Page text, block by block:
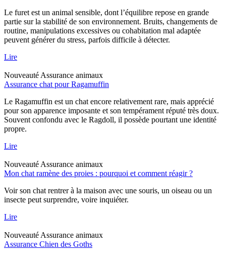
Le furet est un animal sensible, dont l’équilibre repose en grande
partie sur la stabilité de son environnement. Bruits, changements de
routine, manipulations excessives ou cohabitation mal adaptée
peuvent générer du stress, parfois difficile à détecter.
Lire
Nouveauté Assurance animaux
Assurance chat pour Ragamuffin
Le Ragamuffin est un chat encore relativement rare, mais apprécié
pour son apparence imposante et son tempérament réputé très doux.
Souvent confondu avec le Ragdoll, il possède pourtant une identité
propre.
Lire
Nouveauté Assurance animaux
Mon chat ramène des proies : pourquoi et comment réagir ?
Voir son chat rentrer à la maison avec une souris, un oiseau ou un
insecte peut surprendre, voire inquiéter.
Lire
Nouveauté Assurance animaux
Assurance Chien des Goths